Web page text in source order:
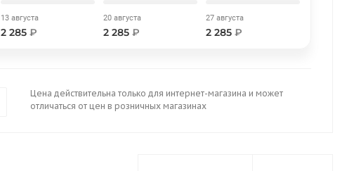
13 августа
2 285 ₽
20 августа
2 285 ₽
27 августа
2 285 ₽
Цена действительна только для интернет-магазина и может
отличаться от цен в розничных магазинах